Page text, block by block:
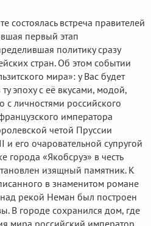
состоялась встреча правителей
первый этап
политику сразу
стран. Об этом событии
мира»: у Вас будет
эпоху с её вкусами, модой,
с личностями российского
императора
четой Пруссии
его очаровательной супругой
города «Якобсруэ» в честь
изящный памятник. К
в знаменитом романе
рекой Неман был построен
В городе сохранился дом, где
мира российский император.